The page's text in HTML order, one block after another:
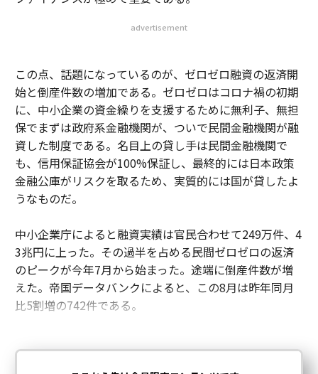
advertisement
この点、話題になっているのが、ゼロゼロ融資の返済開
始と倒産件数の増加である。ゼロゼロはコロナ禍の初期
に、中小企業の資金繰りを支援するために無利子、無担
保でまずは政府系金融機関が、ついで民間金融機関が融
資した制度である。名目上の貸し手は民間金融機関で
も、信用保証協会が100%保証し、最終的には日本政策
金融公庫がリスクを取るため、実質的には国が貸したよ
うなものだ。
中小企業庁によると融資実績は官民合わせて249万件、4
3兆円に上った。その過半を占める民間ゼロゼロの返済
のピークが今年7月から始まった。途端に倒産件数が増
えた。帝国データバンクによると、この8月は昨年同月
比5割増の742件である。